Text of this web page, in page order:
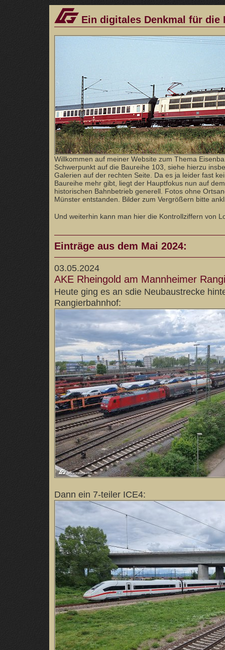
Ein digitales Denkmal für die
Willkommen auf meiner Website zum Thema
Schwerpunkt auf die Baureihe 103, siehe hierzu
Galerien auf der rechten Seite. Da es ja leider fast
Baureihe mehr gibt, liegt der Hauptfokus nun auf
historischen Bahnbetrieb generell. Fotos ohne
Münster entstanden. Bilder zum Vergrößern bitte
Und weiterhin kann man hier die Kontrollziffern von
Einträge aus dem Mai 2024:
03.05.2024
AKE Rheingold am Mannheimer
Heute ging es an sdie Neubaustrecke
Rangierbahnhof:
Dann ein 7-teiler ICE4: